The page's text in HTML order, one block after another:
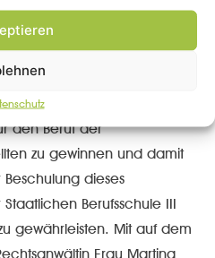
Messen – den
Bamberg,
der RAK
Bamberg 2023 mit
den Beruf der
zu gewinnen und damit
dieses
Berufsschule III
gewährleisten. Mit auf dem
Frau Martina